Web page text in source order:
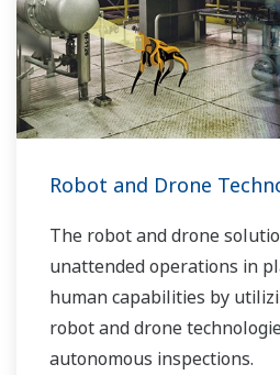
Robot and Drone
The robot and drone
unattended operations in
human capabilities by
robot and drone
autonomous inspections.